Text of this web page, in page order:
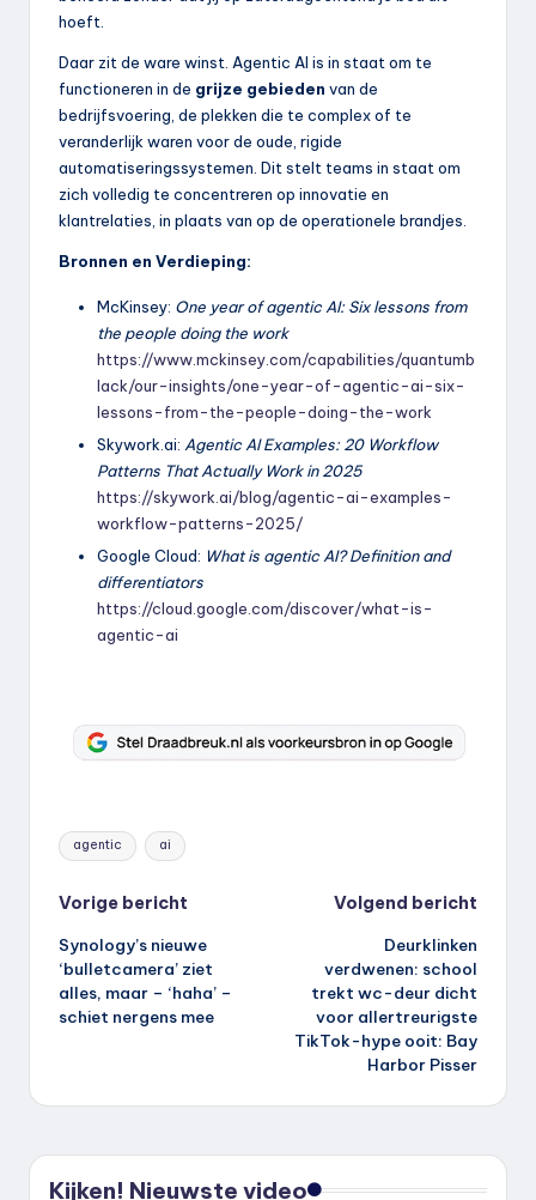
hoeft.
Daar zit de ware winst. Agentic AI is in staat om te
functioneren in de grijze gebieden van de
bedrijfsvoering, de plekken die te complex of te
veranderlijk waren voor de oude, rigide
automatiseringssystemen. Dit stelt teams in staat om
zich volledig te concentreren op innovatie en
klantrelaties, in plaats van op de operationele brandjes.
Bronnen en Verdieping:
McKinsey: One year of agentic AI: Six lessons from
the people doing the work
https://www.mckinsey.com/capabilities/quantumb
lack/our-insights/one-year-of-agentic-ai-six-
lessons-from-the-people-doing-the-work
Skywork.ai: Agentic AI Examples: 20 Workflow
Patterns That Actually Work in 2025
https://skywork.ai/blog/agentic-ai-examples-
workflow-patterns-2025/
Google Cloud: What is agentic AI? Definition and
differentiators
https://cloud.google.com/discover/what-is-
agentic-ai
Tags:
agentic ai
Bericht
navigatie
Vorige bericht
Synology’s nieuwe
‘bulletcamera’ ziet
alles, maar – ‘haha’ –
schiet nergens mee
Volgend bericht
Deurklinken
verdwenen: school
trekt wc-deur dicht
voor allertreurigste
TikTok-hype ooit: Bay
Harbor Pisser
Kijken! Nieuwste video